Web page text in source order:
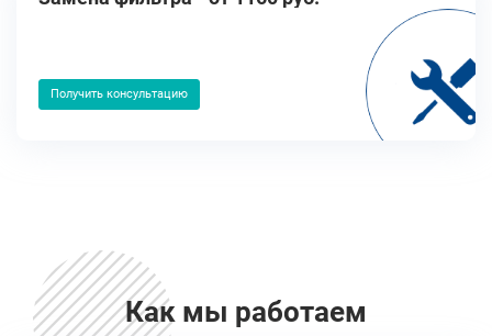
Получить консультацию
Как мы работаем